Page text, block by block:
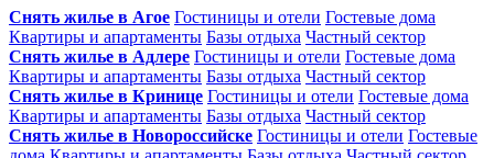
Снять жилье в Агое Гостиницы и отели Гостевые дома
Квартиры и апартаменты Базы отдыха Частный сектор
Снять жилье в Адлере Гостиницы и отели Гостевые дома
Квартиры и апартаменты Базы отдыха Частный сектор
Снять жилье в Кринице Гостиницы и отели Гостевые дома
Квартиры и апартаменты Базы отдыха Частный сектор
Снять жилье в Новороссийске Гостиницы и отели Гостевые